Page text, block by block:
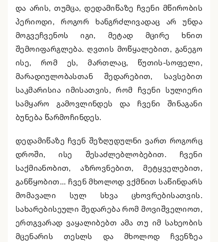
და არის, თუმცა, დედამიწაზე ჩვენი მწირობის
პერიოდი, როგორ ხანგრძლივადაც არ უნდა
მოგვეჩვენოს იგი, მეტად მცირე ხნით
შემოიფარგლება. ღვთის მოწყალებით, განეგო
ისე, რომ ეს, მართლაც, წუთის-სოფელი,
მარადიულობასთან შედარებით, სავსებით
საკმარისია იმისათვის, რომ ჩვენი სულიერი
სამყარო გამოვლინდეს და ჩვენი შინაგანი
ბუნება წარმოჩინდეს.
დედამიწაზე ჩვენ შეზღუდულნი ვართ როგორც
დროში, ისე შესაძლებლობებით. ჩვენი
საქმიანობით, აზროვნებით, მეტყველებით,
განწყობით... ჩვენ მხოლოდ ვქმნით საწინდარს
მომავალი სულ სხვა ცხოვრებისათვის.
სახარებისეული შედარება რომ მოვიშველიოთ,
ერთგვარად ვაყალიბებთ ამა თუ იმ სახეობის
მცენარის თესლს და მხოლოდ ჩვენზეა